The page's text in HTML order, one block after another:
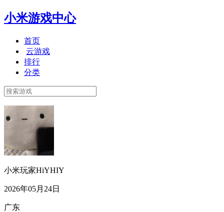
小米游戏中心
首页
云游戏
排行
分类
小米玩家HiYHIY
2026年05月24日
广东